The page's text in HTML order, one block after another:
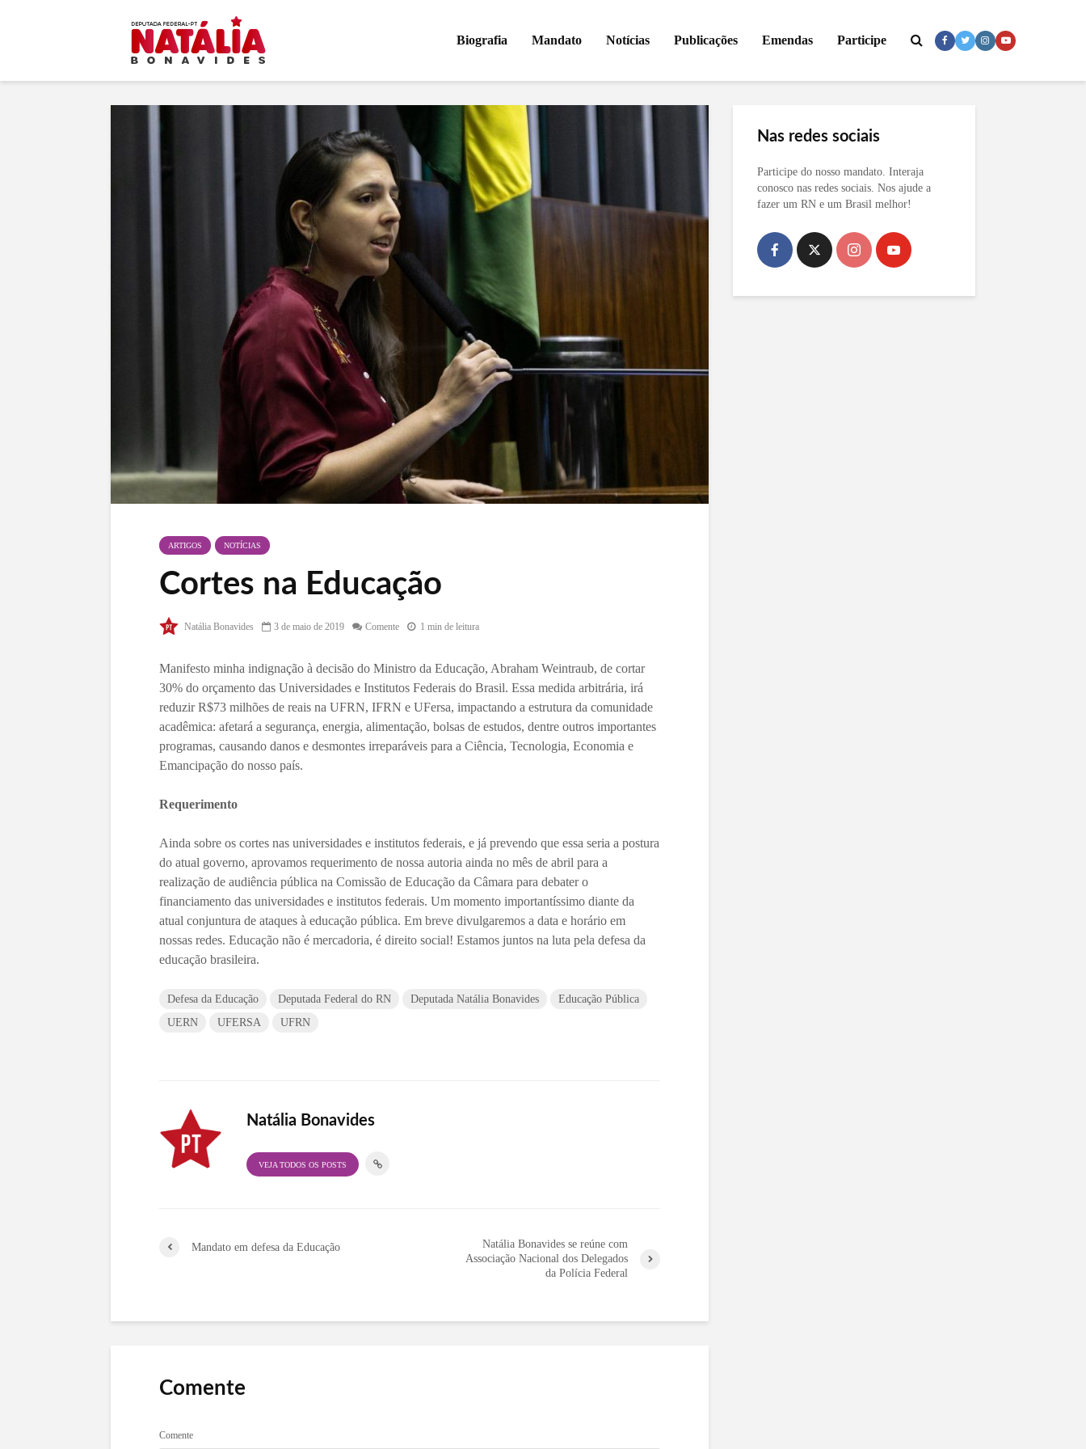
Biografia Mandato Notícias Publicações Emendas Participe
ARTIGOS NOTÍCIAS
Cortes na Educação
Natália Bonavides 3 de maio de 2019 Comente 1 min de leitura
Manifesto minha indignação à decisão do Ministro da Educação, Abraham Weintraub, de cortar
30% do orçamento das Universidades e Institutos Federais do Brasil. Essa medida arbitrária, irá
reduzir R$73 milhões de reais na UFRN, IFRN e UFersa, impactando a estrutura da comunidade
acadêmica: afetará a segurança, energia, alimentação, bolsas de estudos, dentre outros importantes
programas, causando danos e desmontes irreparáveis para a Ciência, Tecnologia, Economia e
Emancipação do nosso país.
Requerimento
Ainda sobre os cortes nas universidades e institutos federais, e já prevendo que essa seria a postura
do atual governo, aprovamos requerimento de nossa autoria ainda no mês de abril para a
realização de audiência pública na Comissão de Educação da Câmara para debater o
financiamento das universidades e institutos federais. Um momento importantíssimo diante da
atual conjuntura de ataques à educação pública. Em breve divulgaremos a data e horário em
nossas redes. Educação não é mercadoria, é direito social! Estamos juntos na luta pela defesa da
educação brasileira.
Defesa da Educação Deputada Federal do RN Deputada Natália Bonavides
Educação Pública
UERN
UFERSA UFRN
Natália Bonavides
VEJA TODOS OS POSTS
Mandato em defesa da Educação
Natália Bonavides se reúne com
Associação Nacional dos Delegados
da Polícia Federal
Comente
Comente
Nas redes sociais
Participe do nosso mandato. Interaja
conosco nas redes sociais. Nos ajude a
fazer um RN e um Brasil melhor!